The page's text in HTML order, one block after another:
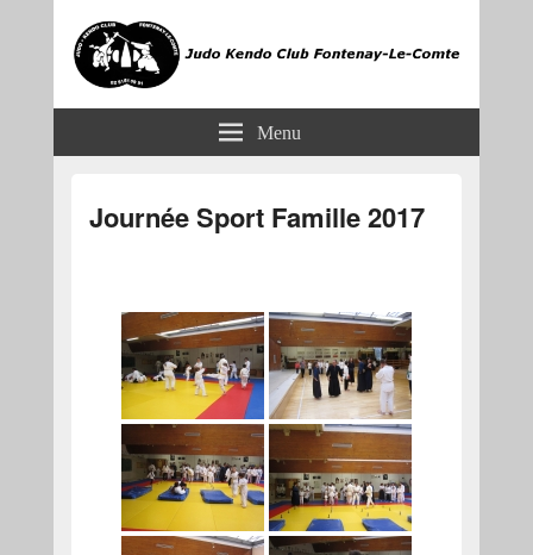
JKCF Menu
Journée Sport Famille 2017